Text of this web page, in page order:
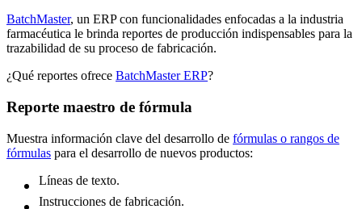
BatchMaster, un ERP con funcionalidades enfocadas a la industria
farmacéutica le brinda reportes de producción indispensables para la
trazabilidad de su proceso de fabricación.
¿Qué reportes ofrece BatchMaster ERP?
Reporte maestro de fórmula
Muestra información clave del desarrollo de fórmulas o rangos de
fórmulas para el desarrollo de nuevos productos:
Líneas de texto.
Instrucciones de fabricación.